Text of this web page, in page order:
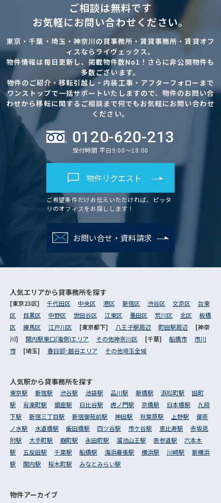
ご相談は無料です
お気軽にお問い合わせください。
東京・千葉・埼玉・神奈川の貸事務所・賃貸事務所・賃貸オフ
ィスならライヴェックス。
物件情報は毎日更新し、掲載物件数No1！さらに非公開物件も
多数ございます。
物件のご紹介・移転引越し・内装工事・アフターフォローまで
ワンストップで一括サポートいたしますので、物件のお問い合
わせから移転に関するご相談まで何でもお気軽にお問い合わせ
ください。
0120-620-213
受付時間 平日9:00～18:00
物件リクエスト
ご希望条件だけお伝えいただければ、ピッタ
リのオフィスをお探しします！
お問い合せ・資料請求
人気エリアから貸事務所を探す
[東京23区] 千代田区 中央区 港区 新宿区 渋谷区 文京区
台東
区
目黒区 中野区 世田谷区 江東区 墨田区 荒川区 北区
板橋
区
練馬区 江戸川区 [東京都下] 八王子駅周辺 町田駅周辺
[神奈
川] 関内駅東口(海側)エリア その他神奈川区 [千葉] 船橋市
市川
市
[埼玉] 春日部･越谷エリア その他埼玉全域
人気駅から貸事務所を探す
東京駅 新宿駅 渋谷駅 池袋駅 品川駅 新橋駅 浜松町駅
田町
駅
有楽町駅 銀座駅 日比谷駅 虎ノ門駅 京橋駅 日本橋駅
九段
下駅
新宿三丁目駅 新宿御苑前駅 神田駅 秋葉原駅 上野駅
御茶
ノ水駅
水道橋駅 飯田橋駅 四ツ谷駅 市ケ谷駅 恵比寿駅
赤坂見
附駅
大手町駅 麹町駅 永田町駅 溜池山王駅 表参道駅
六本木
駅
五反田駅 千葉駅 船橋駅 海浜幕張駅 横浜駅 川崎駅
新横浜
駅
関内駅 桜木町駅 みなとみらい駅
物件アーカイブ